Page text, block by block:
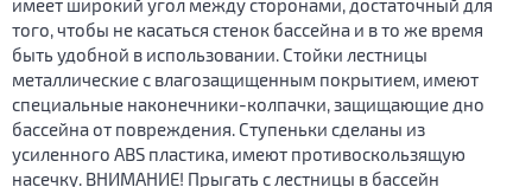
имеет широкий угол между сторонами, достаточный для
того, чтобы не касаться стенок бассейна и в то же время
быть удобной в использовании. Стойки лестницы
металлические с влагозащищенным покрытием, имеют
специальные наконечники-колпачки, защищающие дно
бассейна от повреждения. Ступеньки сделаны из
усиленного ABS пластика, имеют противоскользящую
насечку. ВНИМАНИЕ! Прыгать с лестницы в бассейн